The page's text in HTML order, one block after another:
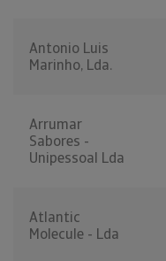
Antonio Luis
Marinho, Lda.
Arrumar
Sabores -
Unipessoal Lda
Atlantic
Molecule - Lda